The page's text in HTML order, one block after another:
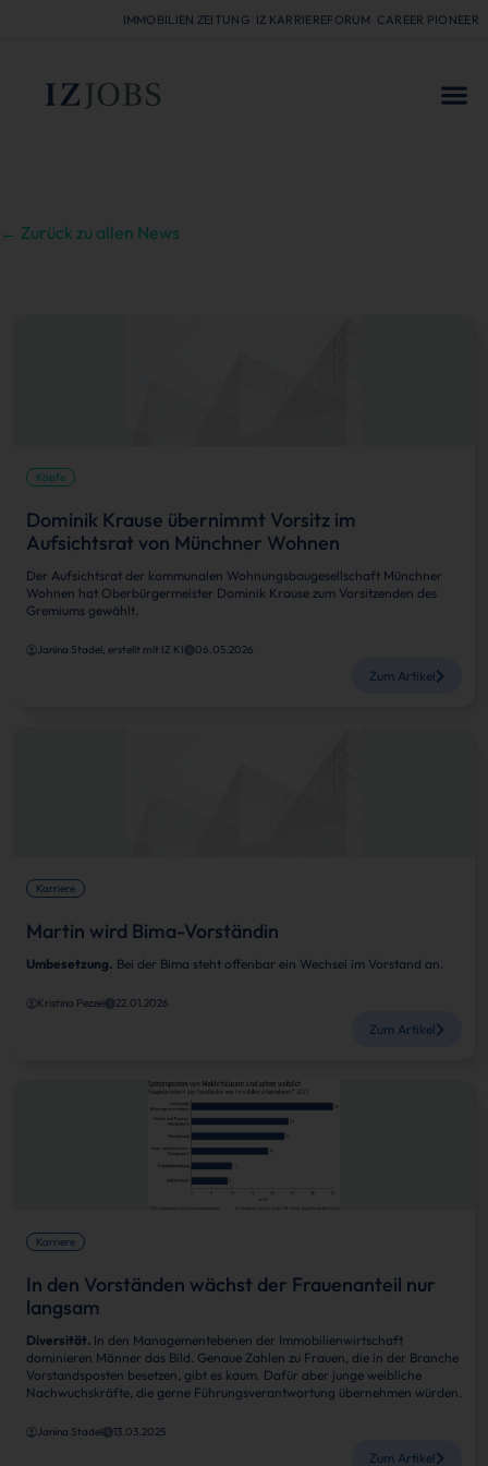
IMMOBILIEN ZEITUNG IZ KARRIEREFORUM CAREER PIONEER
← Zurück zu allen News
Köpfe
Dominik Krause übernimmt Vorsitz im
Aufsichtsrat von Münchner Wohnen
Der Aufsichtsrat der kommunalen Wohnungsbaugesellschaft Münchner
Wohnen hat Oberbürgermeister Dominik Krause zum Vorsitzenden des
Gremiums gewählt.
Janina Stadel, erstellt mit IZ KI 06.05.2026
Zum Artikel
Karriere
Martin wird Bima-Vorständin
Umbesetzung. Bei der Bima steht offenbar ein Wechsel im Vorstand an.
Kristina Pezzei 22.01.2026
Zum Artikel
Karriere
In den Vorständen wächst der Frauenanteil nur
langsam
Diversität. In den Managementebenen der Immobilienwirtschaft
dominieren Männer das Bild. Genaue Zahlen zu Frauen, die in der Branche
Vorstandsposten besetzen, gibt es kaum. Dafür aber junge weibliche
Nachwuchskräfte, die gerne Führungsverantwortung übernehmen würden.
Janina Stadel 13.03.2025
Zum Artikel